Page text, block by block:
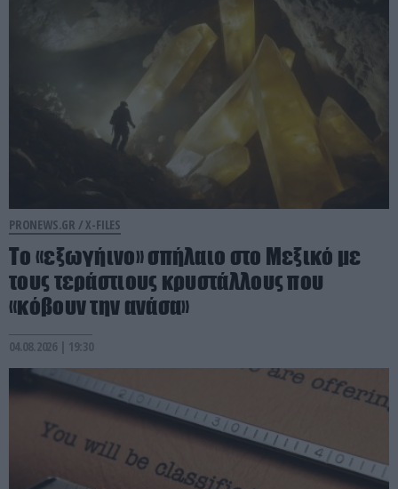
PRONEWS.GR /X-FILES
Το «εξωγήινο» σπήλαιο στο Μεξικό με
τους τεράστιους κρυστάλλους που
«κόβουν την ανάσα»
04.08.2026 | 19:30